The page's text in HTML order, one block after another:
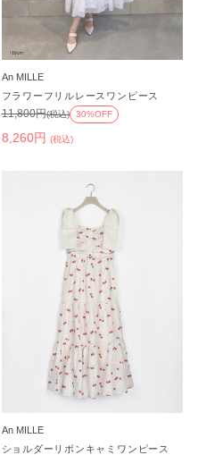
An MILLE
フラワーフリルレースワンピース
8,260円 (税込)
11,800円(税込) 30%OFF
An MILLE
ショルダーリボンキャミワンピース